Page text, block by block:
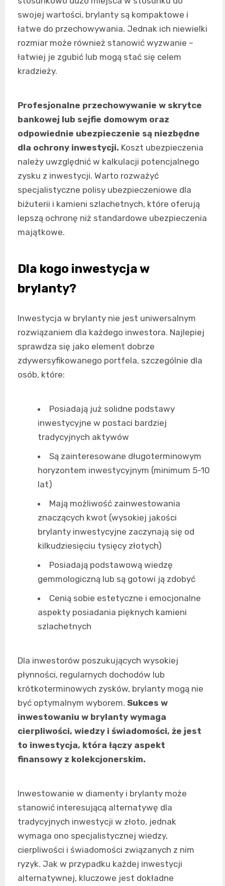
swojej wartości, brylanty są kompaktowe i
łatwe do przechowywania. Jednak ich niewielki
rozmiar może również stanowić wyzwanie –
łatwiej je zgubić lub mogą stać się celem
kradzieży.
Profesjonalne przechowywanie w skrytce
bankowej lub sejfie domowym oraz
odpowiednie ubezpieczenie są niezbędne
dla ochrony inwestycji. Koszt ubezpieczenia
należy uwzględnić w kalkulacji potencjalnego
zysku z inwestycji. Warto rozważyć
specjalistyczne polisy ubezpieczeniowe dla
biżuterii i kamieni szlachetnych, które oferują
lepszą ochronę niż standardowe ubezpieczenia
majątkowe.
Dla kogo inwestycja w
brylanty?
Inwestycja w brylanty nie jest uniwersalnym
rozwiązaniem dla każdego inwestora. Najlepiej
sprawdza się jako element dobrze
zdywersyfikowanego portfela, szczególnie dla
osób, które:
Posiadają już solidne podstawy
inwestycyjne w postaci bardziej
tradycyjnych aktywów
Są zainteresowane długoterminowym
horyzontem inwestycyjnym (minimum 5-10
lat)
Mają możliwość zainwestowania
znaczących kwot (wysokiej jakości
brylanty inwestycyjne zaczynają się od
kilkudziesięciu tysięcy złotych)
Posiadają podstawową wiedzę
gemmologiczną lub są gotowi ją zdobyć
Cenią sobie estetyczne i emocjonalne
aspekty posiadania pięknych kamieni
szlachetnych
Dla inwestorów poszukujących wysokiej
płynności, regularnych dochodów lub
krótkoterminowych zysków, brylanty mogą nie
być optymalnym wyborem. Sukces w
inwestowaniu w brylanty wymaga
cierpliwości, wiedzy i świadomości, że jest
to inwestycja, która łączy aspekt
finansowy z kolekcjonerskim.
Inwestowanie w diamenty i brylanty może
stanowić interesującą alternatywę dla
tradycyjnych inwestycji w złoto, jednak
wymaga ono specjalistycznej wiedzy,
cierpliwości i świadomości związanych z nim
ryzyk. Jak w przypadku każdej inwestycji
alternatywnej, kluczowe jest dokładne